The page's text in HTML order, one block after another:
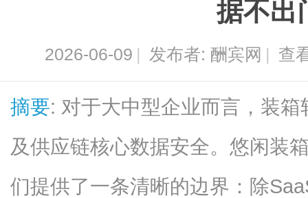
据不出
2026-06-09 | 发布者: 酬宾网 | 查
摘要: 对于大中型企业而言，装
及供应链核心数据安全。悠闲装
们提供了一条清晰的边界：除